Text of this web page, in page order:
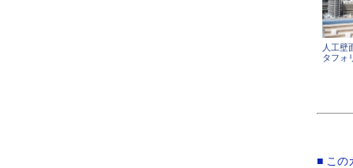
人工壁
タフォ
■ この